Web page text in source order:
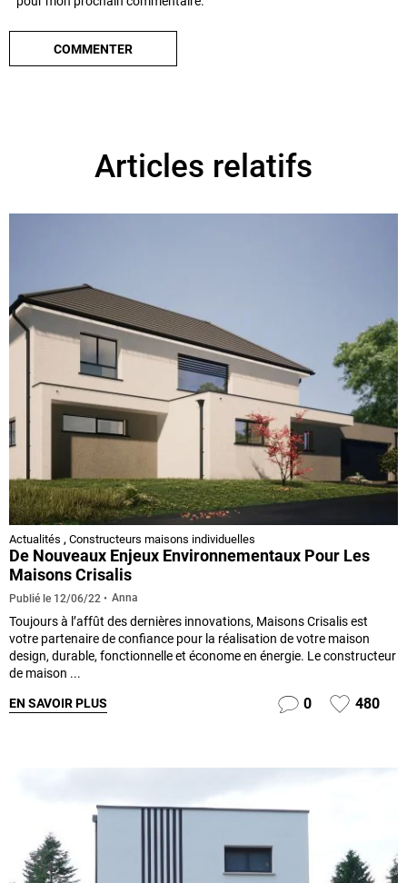
Articles relatifs
Actualités , Constructeurs maisons individuelles
De Nouveaux Enjeux Environnementaux Pour Les
Maisons Crisalis
Publié le 12/06/22 Anna
Toujours à l’affût des dernières innovations, Maisons Crisalis est
votre partenaire de confiance pour la réalisation de votre maison
design, durable, fonctionnelle et économe en énergie. Le constructeur
de maison ...
EN SAVOIR PLUS 0 480